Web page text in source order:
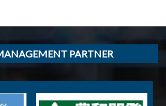
PARTNER